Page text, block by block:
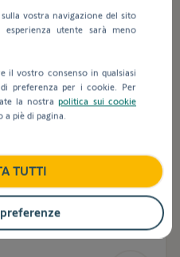
Ondeis 230V
esclusa
vostra navigazione del sito
utente sarà meno
il vostro consenso in qualsiasi
preferenza per i cookie. Per
la nostrapolitica sui cookie
piè di pagina.
TUTTI